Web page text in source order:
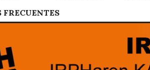
FRECUENTES